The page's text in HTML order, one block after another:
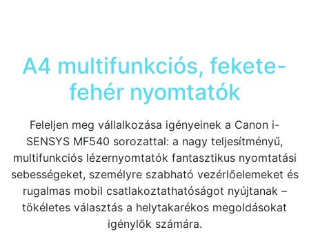
A4 multifunkciós, fekete-
fehér nyomtatók
Feleljen meg vállalkozása igényeinek a Canon i-
SENSYS MF540 sorozattal: a nagy teljesítményű,
multifunkciós lézernyomtatók fantasztikus nyomtatási
sebességeket, személyre szabható vezérlőelemeket és
rugalmas mobil csatlakoztathatóságot nyújtanak –
tökéletes választás a helytakarékos megoldásokat
igénylők számára.